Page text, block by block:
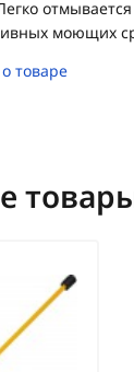
моющих
товаре